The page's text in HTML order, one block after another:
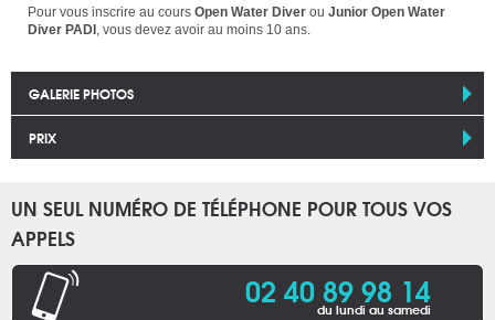
Pour vous inscrire au cours Open Water Diver ou Junior Open Water
Diver PADI , vous devez avoir au moins 10 ans.
GALERIE PHOTOS
PRIX
UN SEUL NUMÉRO DE TÉLÉPHONE POUR TOUS VOS
APPELS
02 40 89 98 14
du lundi au samedi